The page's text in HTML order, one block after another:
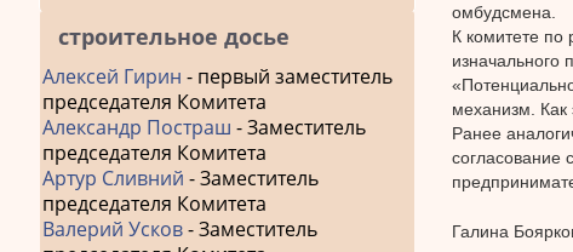
омбудсмена.
К комитете по
изначального
механизм. Как
Ранее
согласование
Галина
строительное досье
Алексей Гирин - первый заместитель
председателя Комитета
Александр Постраш - Заместитель
председателя Комитета
Артур Сливний - Заместитель
председателя Комитета
Валерий Усков- Заместитель